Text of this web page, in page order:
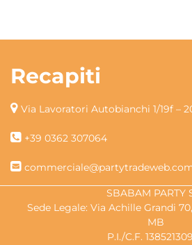
Recapiti
Via Lavoratori Autobianchi 1/19f –
+39 0362 307064
SBABAM PARTY
Sede Legale: Via Achille Grandi
MB
P.I./C.F.